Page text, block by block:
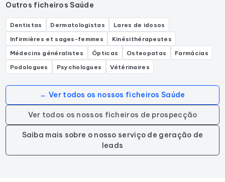
Outros ficheiros Saúde
Dentistas Dermatologistas
Lares de idosos
Infirmières et sages-femmes
Kinésithérapeutes
Médecins généralistes
Ópticas Osteopatas
Farmácias
Podologues
Psychologues Vétérinaires
← Ver todos os nossos ficheiros Saúde
Ver todos os nossos ficheiros de prospecção
Saiba mais sobre o nosso serviço de geração de
leads